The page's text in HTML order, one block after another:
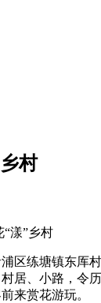
村
漾”乡村
练塘镇东厍村
居、小路，令
来赏花游玩。